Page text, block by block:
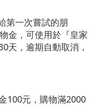
第一次嘗試的朋
金，可使用於『皇家
天，逾期自動取消，
100元，購物滿2000